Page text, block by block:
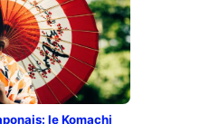
le Komachi